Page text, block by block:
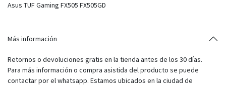
Asus TUF Gaming FX505 FX505GD
Más información
Retornos o devoluciones gratis en la tienda antes de los 30 días.
Para más información o compra asistida del producto se puede
contactar por el whatsapp. Estamos ubicados en la ciudad de